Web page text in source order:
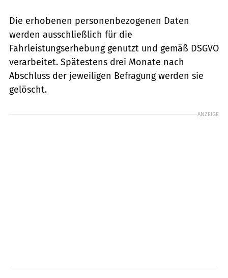
Die erhobenen personenbezogenen Daten
werden ausschließlich für die
Fahrleistungserhebung genutzt und gemäß DSGVO
verarbeitet. Spätestens drei Monate nach
Abschluss der jeweiligen Befragung werden sie
gelöscht.
ANZEIGE